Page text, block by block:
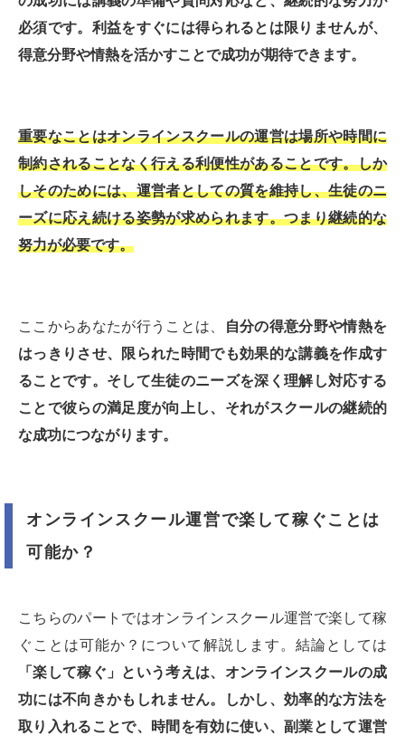
必須です。利益をすぐには得られるとは限りませんが、
得意分野や情熱を活かすことで成功が期待できます。
重要なことはオンラインスクールの運営は場所や時間に
制約されることなく行える利便性があることです。しか
しそのためには、運営者としての質を維持し、生徒のニ
ーズに応え続ける姿勢が求められます。つまり継続的な
努力が必要です。
ここからあなたが行うことは、
自分の得意分野や情熱を
はっきりさせ、限られた時間でも効果的な講義を作成す
ることです。そして生徒のニーズを深く理解し対応する
ことで彼らの満足度が向上し、それがスクールの継続的
な成功につながります。
オンラインスクール運営で楽して稼ぐことは
可能か？
こちらのパートではオンラインスクール運営で楽して稼
ぐことは可能か？について解説します。結論としては
「楽して稼ぐ」という考えは、オンラインスクールの成
功には不向きかもしれません。しかし、効率的な方法を
取り入れることで、時間を有効に使い、副業として運営